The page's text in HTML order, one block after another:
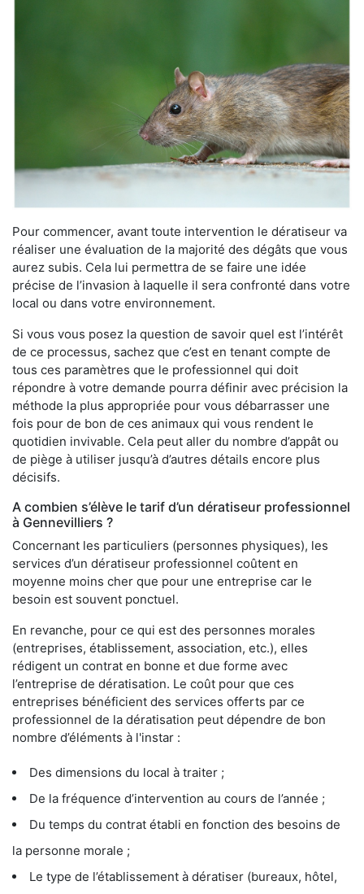
Pour commencer, avant toute intervention le dératiseur va
réaliser une évaluation de la majorité des dégâts que vous
aurez subis. Cela lui permettra de se faire une idée
précise de l’invasion à laquelle il sera confronté dans votre
local ou dans votre environnement.
Si vous vous posez la question de savoir quel est l’intérêt
de ce processus, sachez que c’est en tenant compte de
tous ces paramètres que le professionnel qui doit
répondre à votre demande pourra définir avec précision la
méthode la plus appropriée pour vous débarrasser une
fois pour de bon de ces animaux qui vous rendent le
quotidien invivable. Cela peut aller du nombre d’appât ou
de piège à utiliser jusqu’à d’autres détails encore plus
décisifs.
A combien s’élève le tarif d’un dératiseur professionnel
à Gennevilliers ?
Concernant les particuliers (personnes physiques), les
services d’un dératiseur professionnel coûtent en
moyenne moins cher que pour une entreprise car le
besoin est souvent ponctuel.
En revanche, pour ce qui est des personnes morales
(entreprises, établissement, association, etc.), elles
rédigent un contrat en bonne et due forme avec
l’entreprise de dératisation. Le coût pour que ces
entreprises bénéficient des services offerts par ce
professionnel de la dératisation peut dépendre de bon
nombre d’éléments à l'instar :
Des dimensions du local à traiter ;
De la fréquence d’intervention au cours de l’année ;
Du temps du contrat établi en fonction des besoins de
la personne morale ;
Le type de l’établissement à dératiser (bureaux, hôtel,